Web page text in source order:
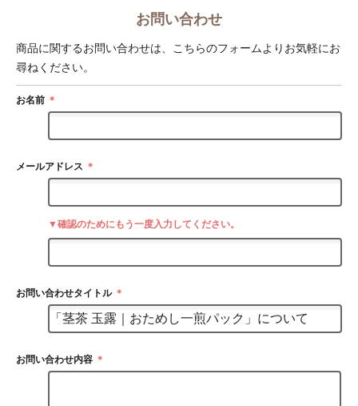
お問い合わせ
商品に関するお問い合わせは、こちらのフォームよりお気軽にお
尋ねください。
お名前 ＊
メールアドレス ＊
▼確認のためにもう一度入力してください。
お問い合わせタイトル ＊
お問い合わせ内容 ＊